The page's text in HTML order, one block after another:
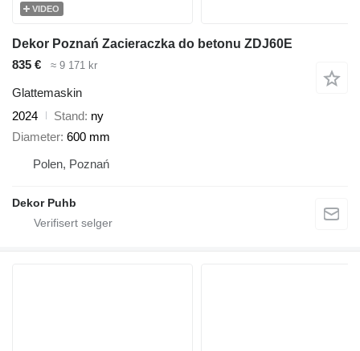
VIDEO
Dekor Poznań Zacieraczka do betonu ZDJ60E
835 €
≈ 9 171 kr
Glattemaskin
2024
Stand ny
Diameter 600 mm
Polen, Poznań
Dekor Puhb